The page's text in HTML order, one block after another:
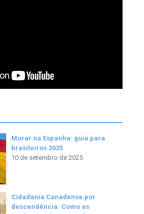
Morar na Espanha: guia para
brasileiros 2025
10 de setembro de 2025
Cidadania Canadense por
descendência: Como as